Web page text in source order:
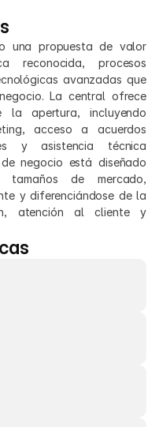
una propuesta de valor
reconocida, procesos
avanzadas que
La central ofrece
la apertura, incluyendo
acceso a acuerdos
y asistencia técnica
negocio está diseñado
de mercado,
y diferenciándose de la
atención al cliente y